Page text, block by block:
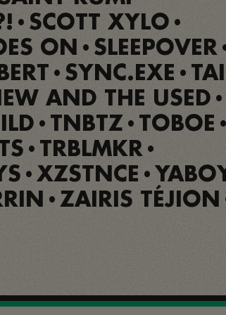
• SCOTT XYLO •
ON • SLEEPOVER
• SYNC.EXE •
AND THE USED •
• TNBTZ • TOBOE •
• TRBLMKR •
• XZSTNCE •
• ZAIRIS TÉJION